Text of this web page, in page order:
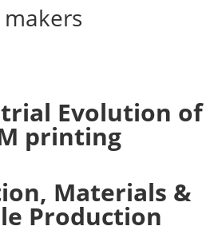
makers
Evolution of
printing
Materials &
Production